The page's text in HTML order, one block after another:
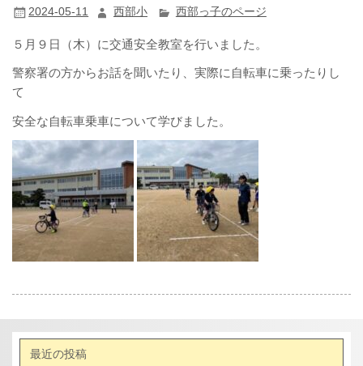
2024-05-11 西部小 西部っ子のページ
５月９日（木）に交通安全教室を行いました。
警察署の方からお話を聞いたり、実際に自転車に乗ったりし
て
安全な自転車乗車について学びました。
最近の投稿